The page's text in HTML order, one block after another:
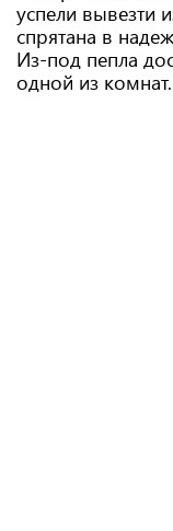
успели вывезти
спрятана в
Из-под пепла
одной из комнат.